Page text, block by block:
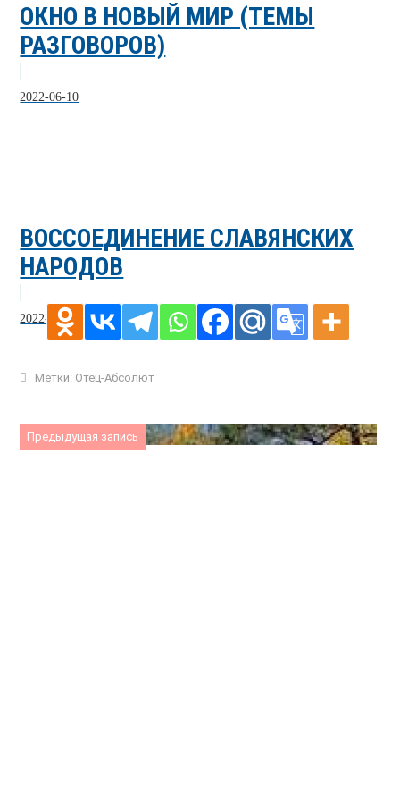
ОКНО В НОВЫЙ МИР (ТЕМЫ
РАЗГОВОРОВ)
2022-06-10
ВОССОЕДИНЕНИЕ СЛАВЯНСКИХ
НАРОДОВ
2022-04-06
Метки: Отец-Абсолют
Предыдущая запись